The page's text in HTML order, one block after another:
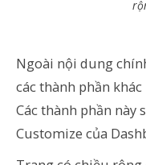
Ngoài nội dung
các thành phần
Các thành phần này
Customize của